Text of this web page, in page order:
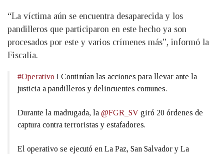
“La víctima aún se encuentra desaparecida y los
pandilleros que participaron en este hecho ya son
procesados por este y varios crímenes más”, informó la
Fiscalía.
#Operativo I Continúan las acciones para llevar ante la
justicia a pandilleros y delincuentes comunes.
Durante la madrugada, la @FGR_SV giró 20 órdenes de
captura contra terroristas y estafadores.
El operativo se ejecutó en La Paz, San Salvador y La